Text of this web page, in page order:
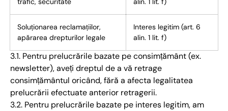
Soluționarea reclamațiilor,
apărarea drepturilor legale
Interes legitim (art. 6
alin. 1 lit. f)
3.1. Pentru prelucrările bazate pe consimțământ (ex.
newsletter), aveți dreptul de a vă retrage
consimțământul oricând, fără a afecta legalitatea
prelucrării efectuate anterior retragerii.
3.2. Pentru prelucrările bazate pe interes legitim, am